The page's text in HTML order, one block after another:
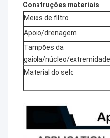
Construções materiais
Meios de filtro
Apoio/drenagem
Tampões da
gaiola/núcleo/extremidade
Material do selo